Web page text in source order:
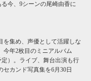
今、9シーンの尾崎由香に
を集め、声優として活躍しな
今年2枚目のミニアルバム
定）。ライブ、舞台出演も行
カンド写真集を6月30日